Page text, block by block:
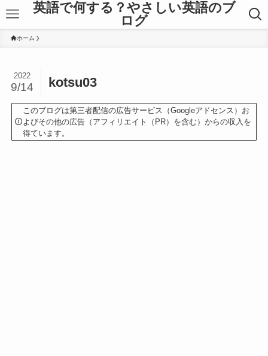
英語で何する？やさしい英語のブ
ログ
ホーム
kotsu03
2022
9/14
このブログは第三者配信の広告サービス（Googleアドセンス）お
よびその他の広告（アフィリエイト（PR）を含む）からの収入を
得ています。